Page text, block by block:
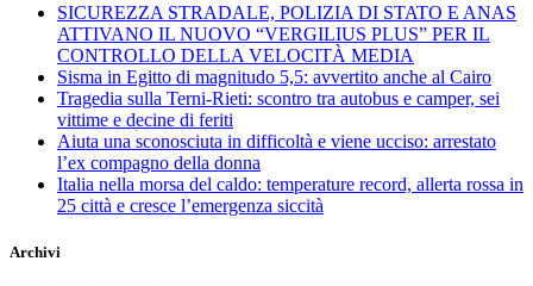
SICUREZZA STRADALE, POLIZIA DI STATO E ANAS
ATTIVANO IL NUOVO “VERGILIUS PLUS” PER IL
CONTROLLO DELLA VELOCITÀ MEDIA
Sisma in Egitto di magnitudo 5,5: avvertito anche al Cairo
Tragedia sulla Terni-Rieti: scontro tra autobus e camper, sei
vittime e decine di feriti
Aiuta una sconosciuta in difficoltà e viene ucciso: arrestato
l’ex compagno della donna
Italia nella morsa del caldo: temperature record, allerta rossa in
25 città e cresce l’emergenza siccità
Archivi